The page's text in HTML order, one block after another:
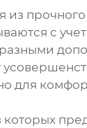
из
с
для